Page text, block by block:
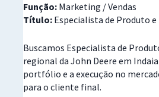
Função: Marketing / Vendas
Título: Especialista de Produto
Buscamos Especialista de
regional da John Deere em
portfólio e a execução no
para o cliente final.